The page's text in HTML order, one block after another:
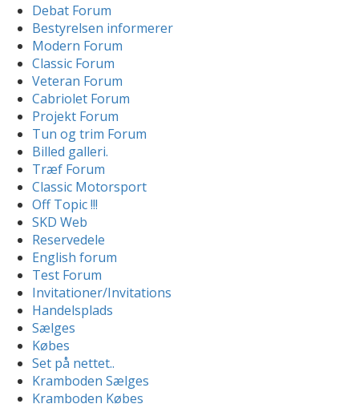
Debat Forum
Bestyrelsen informerer
Modern Forum
Classic Forum
Veteran Forum
Cabriolet Forum
Projekt Forum
Tun og trim Forum
Billed galleri.
Træf Forum
Classic Motorsport
Off Topic !!!
SKD Web
Reservedele
English forum
Test Forum
Invitationer/Invitations
Handelsplads
Sælges
Købes
Set på nettet..
Kramboden Sælges
Kramboden Købes